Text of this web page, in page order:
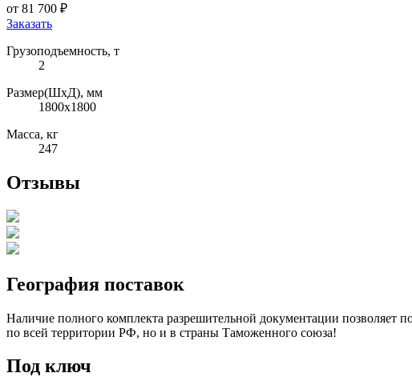
от 81 700 ₽
Заказать
Грузоподъемность, т
2
Размер(ШхД), мм
1800х1800
Масса, кг
247
Отзывы
География поставок
Наличие полного комплекта разрешительной документации позволяет
по всей территории РФ, но и в страны Таможенного союза!
Под ключ